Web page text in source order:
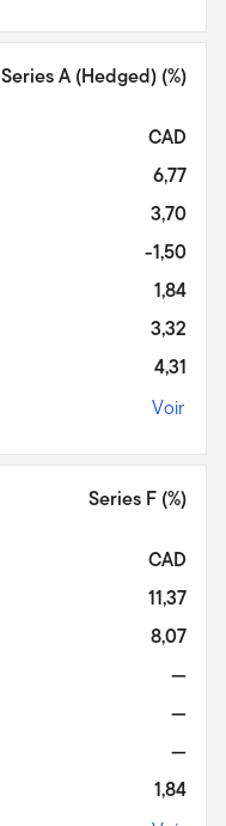
Series A (Hedged) (%)
CAD
6,77
3,70
-1,50
1,84
3,32
4,31
Voir
Series F (%)
CAD
11,37
8,07
—
—
—
1,84